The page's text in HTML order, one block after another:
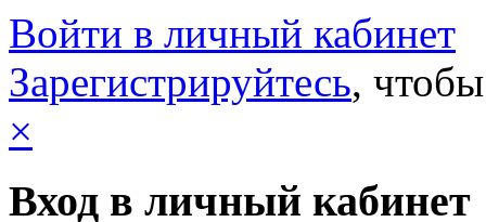
Войти в личный кабинет
Зарегистрируйтесь,
×
Вход в личный кабинет